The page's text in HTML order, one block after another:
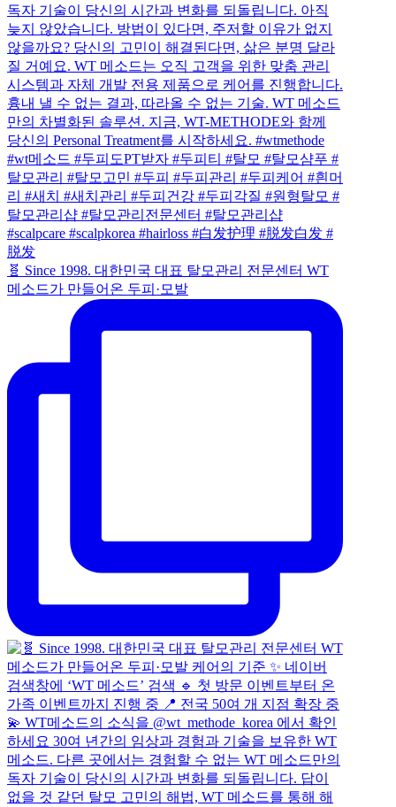
🧬 Since 1998. 대한민국 대표 탈모관리 전문센터 WT
메소드가 만들어온 두피·모발